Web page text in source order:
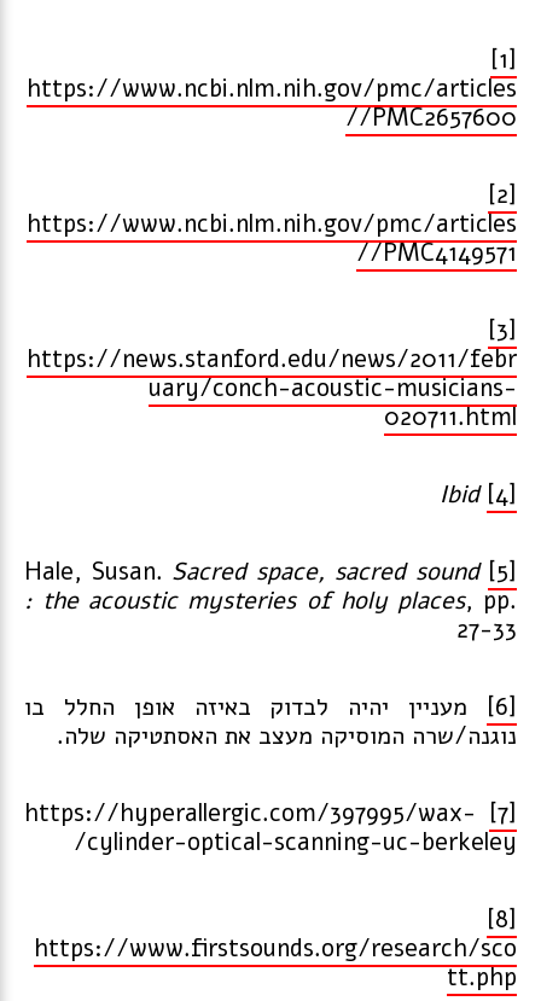
[1]
https://www.ncbi.nlm.nih.gov/pmc/articles
/PMC2657600/
[2]
https://www.ncbi.nlm.nih.gov/pmc/articles
/PMC4149571/
[3]
https://news.stanford.edu/news/2011/febr
uary/conch-acoustic-musicians-
020711.html
[4]
Ibid
[5]
Hale, Susan.
Sacred space, sacred sound
: the acoustic mysteries of holy places, pp.
27-33
[6]
מעניין יהיה לבדוק באיזה אופן החלל בו
נוגנה/שרה המוסיקה מעצב את האסתטיקה שלה.
[7]
https://hyperallergic.com/397995/wax-
cylinder-optical-scanning-uc-berkeley/
[8]
https://www.firstsounds.org/research/sco
tt.php